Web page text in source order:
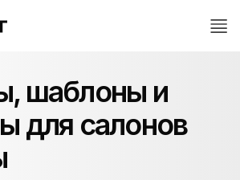
шаблоны и
для салонов